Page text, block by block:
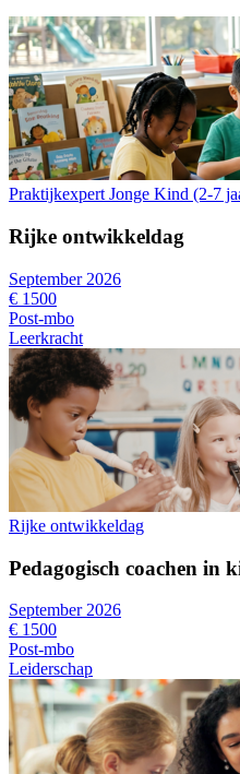
Praktijkexpert Jonge Kind (2-7
Rijke ontwikkeldag
September 2026
€ 1500
Post-mbo
Leerkracht
Rijke ontwikkeldag
Pedagogisch coachen in
September 2026
€ 1500
Post-mbo
Leiderschap